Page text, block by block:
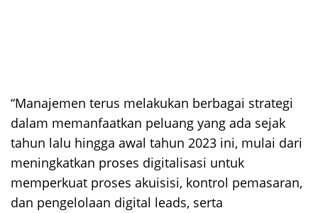
“Manajemen terus melakukan berbagai strategi
dalam memanfaatkan peluang yang ada sejak
tahun lalu hingga awal tahun 2023 ini, mulai dari
meningkatkan proses digitalisasi untuk
memperkuat proses akuisisi, kontrol pemasaran,
dan pengelolaan digital leads, serta